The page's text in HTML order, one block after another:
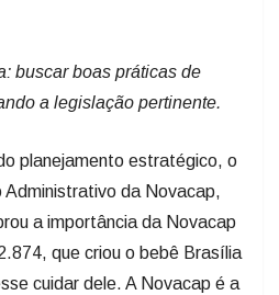
buscar boas práticas de
a legislação pertinente.
planejamento estratégico, o
Administrativo da Novacap,
a importância da Novacap
que criou o bebê Brasília
cuidar dele. A Novacap é a